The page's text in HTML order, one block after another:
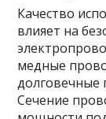
Качество
влияет на
медные
Сечение